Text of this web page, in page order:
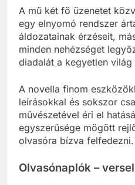
A mű két fő üzenetet
egy elnyomó rendszer
áldozatainak érzéseit,
minden nehézséget
diadalát a kegyetlen
A novella finom
leírásokkal és sokszor
művészetével éri el
egyszerűsége mögött
olvasóra bízva felfedezni.
Olvasónaplók –